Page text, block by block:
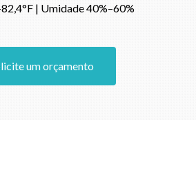
| Umidade 40%–60%
um orçamento